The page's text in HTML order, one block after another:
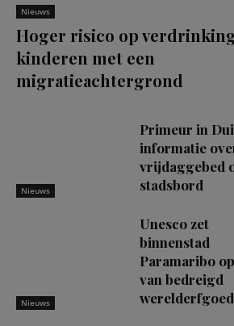
Nieuws
Hoger risico op
kinderen met een
migratieachtergrond
Nieuws
Primeur in
informatie
vrijdaggebed
stadsbord
Nieuws
Unesco zet
binnenstad
Paramaribo
van bedreigd
werelderfgoed